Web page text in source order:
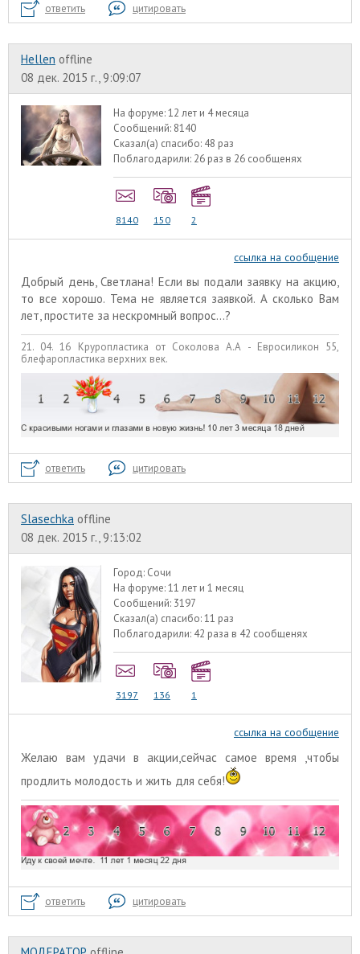
ответить цитировать
Hellen offline
08 дек. 2015 г., 9:09:07
На форуме:12 лет и 4 месяца
Сообщений: 8140
Сказал(а) спасибо: 48 раз
Поблагодарили: 26 раз в 26 сообщенях
8140 150 2
ссылка на сообщение
Добрый день, Светлана! Если вы подали заявку на акцию,
то все хорошо. Тема не является заявкой. А сколько Вам
лет, простите за нескромный вопрос...?
21. 04. 16 Круропластика от Соколова А.А - Евросиликон 55,
блефаропластика верхних век.
ответить цитировать
Slasechka offline
08 дек. 2015 г., 9:13:02
Город: Сочи
На форуме:11 лет и 1 месяц
Сообщений: 3197
Сказал(а) спасибо:11 раз
Поблагодарили: 42 раза в 42 сообщенях
3197 136 1
ссылка на сообщение
Желаю вам удачи в акции,сейчас самое время ,чтобы
продлить молодость и жить для себя!
ответить цитировать